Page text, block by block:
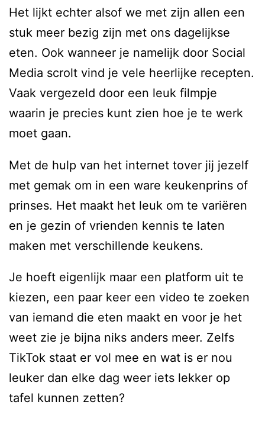
Het lijkt echter alsof we met zijn allen een
stuk meer bezig zijn met ons dagelijkse
eten. Ook wanneer je namelijk door Social
Media scrolt vind je vele heerlijke recepten.
Vaak vergezeld door een leuk filmpje
waarin je precies kunt zien hoe je te werk
moet gaan.
Met de hulp van het internet tover jij jezelf
met gemak om in een ware keukenprins of
prinses. Het maakt het leuk om te variëren
en je gezin of vrienden kennis te laten
maken met verschillende keukens.
Je hoeft eigenlijk maar een platform uit te
kiezen, een paar keer een video te zoeken
van iemand die eten maakt en voor je het
weet zie je bijna niks anders meer. Zelfs
TikTok staat er vol mee en wat is er nou
leuker dan elke dag weer iets lekker op
tafel kunnen zetten?